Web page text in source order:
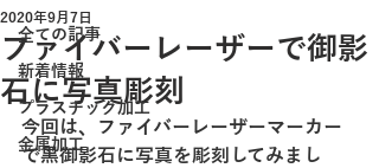
全ての記事
新着情報
プラスチック加工
金属加工
ファイバーレーザーで御影
石に写真彫刻
2020年9月7日
今回は、ファイバーレーザーマーカー
で黒御影石に写真を彫刻してみまし